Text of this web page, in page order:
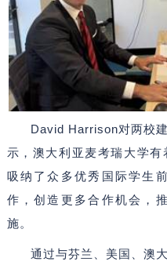
David Harrison对两校
示，澳大利亚麦考瑞大学
吸纳了众多优秀国际学生
作，创造更多合作机会，
施。
通过与芬兰、美国、澳